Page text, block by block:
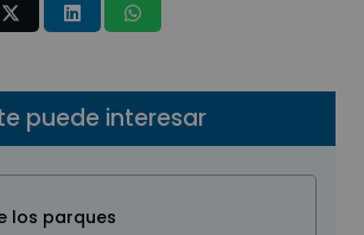
puede interesar
los parques